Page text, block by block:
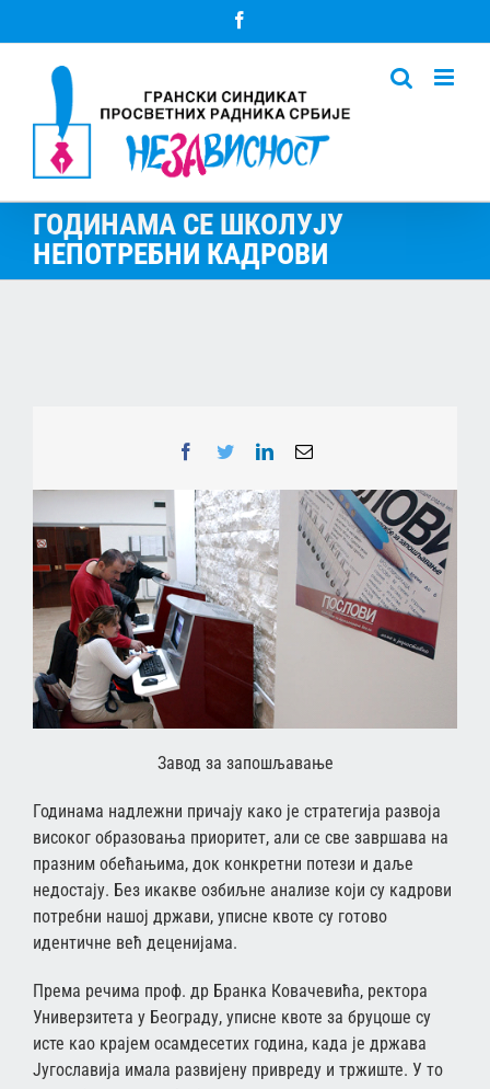
to
ГОДИНАМА СЕ ШКОЛУЈУ
НЕПОТРЕБНИ КАДРОВИ
Facebook
TwitterLinkedInEmail
Завод за запошљавање
Годинама надлежни причају како је стратегија развоја
високог образовања приоритет, али се све завршава на
празним обећањима, док конкретни потези и даље
недостају. Без икакве озбиљне анализе који су кадрови
потребни нашој држави, уписне квоте су готово
идентичне већ деценијама.
Према речима проф. др Бранка Ковачевића, ректора
Универзитета у Београду, уписне квоте за бруцоше су
исте као крајем осамдесетих година, када је држава
Југославија имала развијену привреду и тржиште. У то